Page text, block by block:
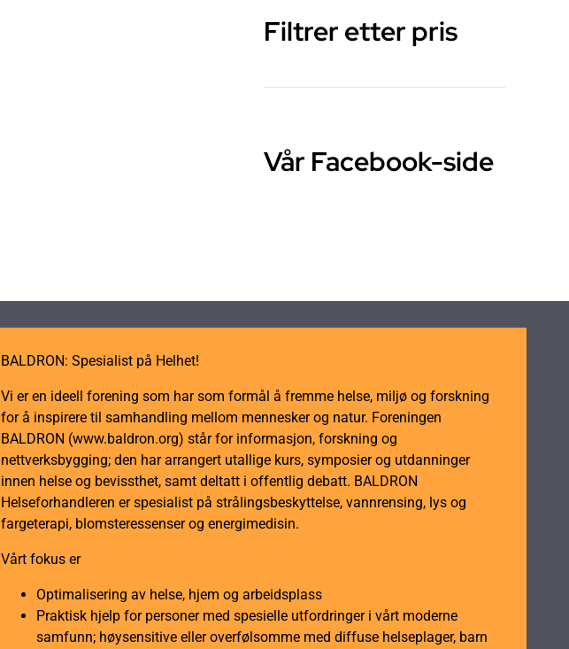
Filtrer etter pris
Vår Facebook-side
BALDRON: Spesialist på Helhet!
Vi er en ideell forening som har som formål å fremme helse, miljø og forskning
for å inspirere til samhandling mellom mennesker og natur. Foreningen
BALDRON (www.baldron.org) står for informasjon, forskning og
nettverksbygging; den har arrangert utallige kurs, symposier og utdanninger
innen helse og bevissthet, samt deltatt i offentlig debatt. BALDRON
Helseforhandleren er spesialist på strålingsbeskyttelse, vannrensing, lys og
fargeterapi, blomsteressenser og energimedisin.
Vårt fokus er
Optimalisering av helse, hjem og arbeidsplass
Praktisk hjelp for personer med spesielle utfordringer i vårt moderne
samfunn; høysensitive eller overfølsomme med diffuse helseplager, barn